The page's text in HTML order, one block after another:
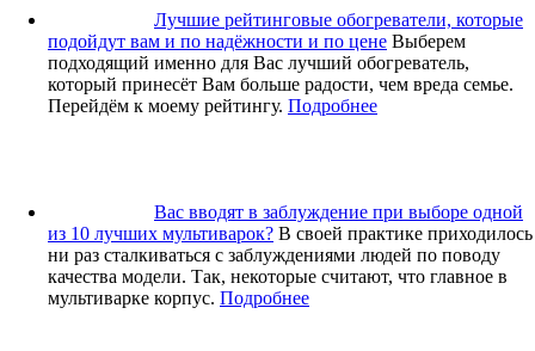
Лучшие рейтинговые обогреватели, которые
подойдут вам и по надёжности и по цене Выберем
подходящий именно для Вас лучший обогреватель,
который принесёт Вам больше радости, чем вреда семье.
Перейдём к моему рейтингу. Подробнее
Вас вводят в заблуждение при выборе одной
из 10 лучших мультиварок? В своей практике приходилось
ни раз сталкиваться с заблуждениями людей по поводу
качества модели. Так, некоторые считают, что главное в
мультиварке корпус. Подробнее